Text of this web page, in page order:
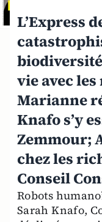
L’Express
vie avec
Marianne
Knafo s’y
Zemmour;
chez les
Conseil
Robots
Sarah Knafo,